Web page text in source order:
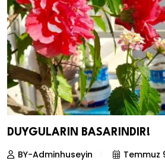
DUYGULARIN BASARINDIR!
BY-Adminhuseyin Temmuz